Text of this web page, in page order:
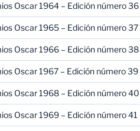
Oscar 1964 – Edición número 36
Oscar 1965 – Edición número 37
Oscar 1966 – Edición número 38
Oscar 1967 – Edición número 39
Oscar 1968 – Edición número 40
Oscar 1969 – Edición número 41